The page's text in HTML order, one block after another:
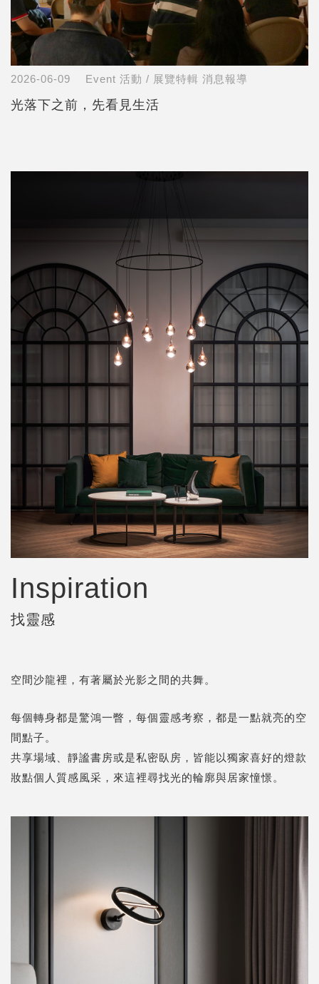
Event 活動 / 展覽特輯 消息報導
2026-06-09
光落下之前，先看見生活
Inspiration
找靈感
空間沙龍裡，有著屬於光影之間的共舞。
每個轉身都是驚鴻一瞥，每個靈感考察，都是一點就亮的空
間點子。
共享場域、靜謐書房或是私密臥房，皆能以獨家喜好的燈款
妝點個人質感風采，來這裡尋找光的輪廓與居家憧憬。